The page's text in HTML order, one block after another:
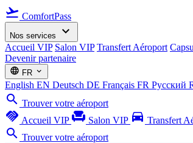
flight_takeoff ComfortPass
Nos services expand_more
Accueil VIP Salon VIP Transfert Aéroport
Devenir partenaire
language FR expand_more
English EN Deutsch DE Français FR Русский
search Trouver votre aéroport
handshake Accueil VIP chair Salon VIP directions_car Transfert
search Trouver votre aéroport